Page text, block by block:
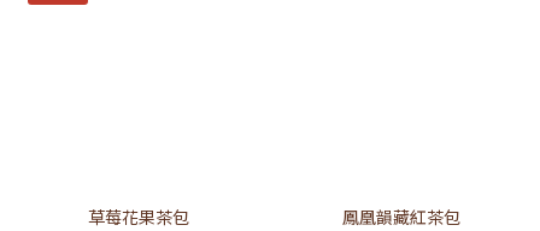
草莓花果茶包 鳳凰韻藏紅茶包